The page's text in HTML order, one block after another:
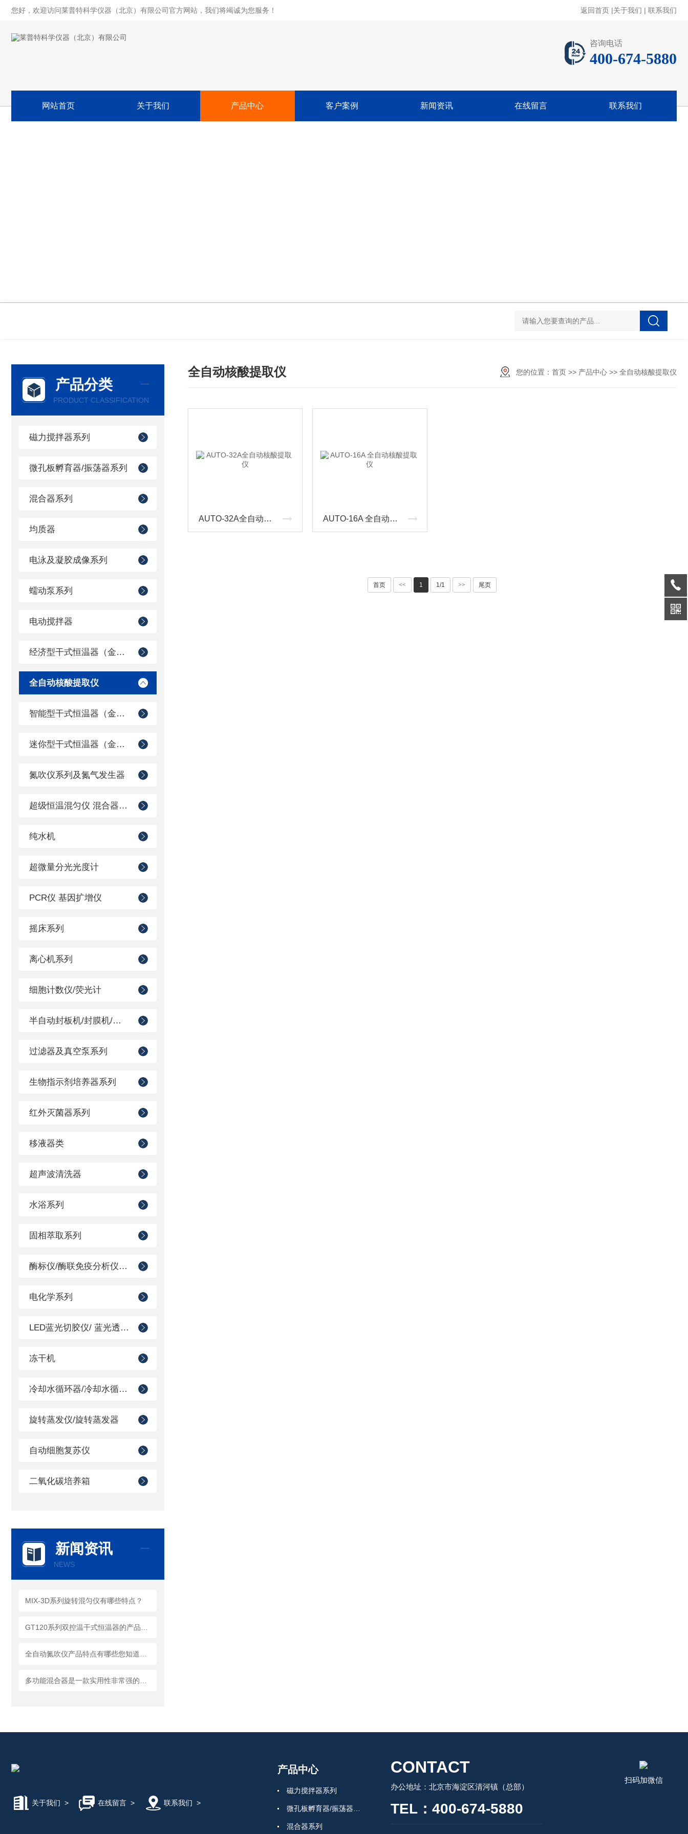
您好，欢迎访问莱普特科学仪器（北京）有限公司官方网站，我们将竭诚为您服务！ 返回首页 |关于我们 | 联系我们
咨询电话
400-674-5880
网站首页 关于我们 产品中心 客户案例 新闻资讯 在线留言 联系我们
产品分类
PRODUCT CLASSIFICATION
磁力搅拌器系列
微孔板孵育器/振荡器系列
混合器系列
均质器
电泳及凝胶成像系列
蠕动泵系列
电动搅拌器
经济型干式恒温器（金属浴）
全自动核酸提取仪
智能型干式恒温器（金属浴）
迷你型干式恒温器（金属浴）
氮吹仪系列及氮气发生器
超级恒温混匀仪 混合器系列
纯水机
超微量分光光度计
PCR仪 基因扩增仪
摇床系列
离心机系列
细胞计数仪/荧光计
半自动封板机/封膜机/压膜机
过滤器及真空泵系列
生物指示剂培养器系列
红外灭菌器系列
移液器类
超声波清洗器
水浴系列
固相萃取系列
酶标仪/酶联免疫分析仪及洗板机
电化学系列
LED蓝光切胶仪/ 蓝光透射仪
冻干机
冷却水循环器/冷却水循环机/冷水机
旋转蒸发仪/旋转蒸发器
自动细胞复苏仪
二氧化碳培养箱
新闻资讯
NEWS
MIX-3D系列旋转混匀仪有哪些特点？
全自动核酸提取仪 您的位置： 首页 >> 产品中心 >> 全自动核酸提取仪
AUTO-32A全自动核酸提取仪 AUTO-16A 全自动核酸提取仪
首页 << 1 1/1 >> 尾页
关于我们 > 在线留言> 联系我们 >
产品中心
磁力搅拌器系列
混合器系列
CONTACT
办公地址：北京市海淀区清河镇（总部）
TEL：400-674-5880
扫码加微信